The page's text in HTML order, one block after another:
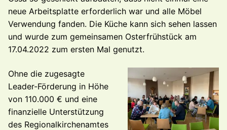
neue Arbeitsplatte erforderlich war und alle Möbel
Verwendung fanden. Die Küche kann sich sehen lassen
und wurde zum gemeinsamen Osterfrühstück am
17.04.2022 zum ersten Mal genutzt.
Ohne die zugesagte
Leader-Förderung in Höhe
von 110.000 € und eine
finanzielle Unterstützung
des Regionalkirchenamtes